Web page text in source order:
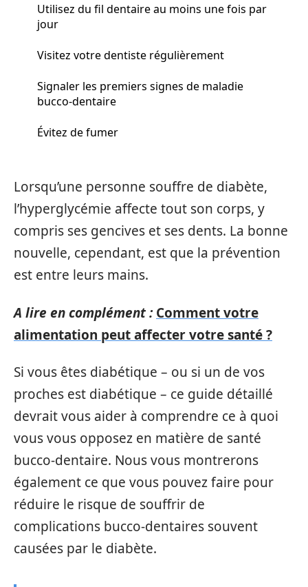
Utilisez du fil dentaire au moins une fois par
jour
Visitez votre dentiste régulièrement
Signaler les premiers signes de maladie
bucco-dentaire
Évitez de fumer
Lorsqu’une personne souffre de diabète,
l’hyperglycémie affecte tout son corps, y
compris ses gencives et ses dents. La bonne
nouvelle, cependant, est que la prévention
est entre leurs mains.
A lire en complément : Comment votre
alimentation peut affecter votre santé ?
Si vous êtes diabétique – ou si un de vos
proches est diabétique – ce guide détaillé
devrait vous aider à comprendre ce à quoi
vous vous opposez en matière de santé
bucco-dentaire. Nous vous montrerons
également ce que vous pouvez faire pour
réduire le risque de souffrir de
complications bucco-dentaires souvent
causées par le diabète.